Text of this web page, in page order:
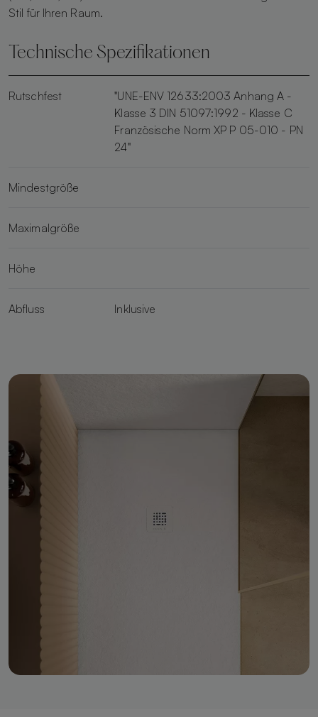
Stil für Ihren Raum.
Technische Spezifikationen
Rutschfest
"UNE-ENV 12633:2003 Anhang A -
Klasse 3 DIN 51097:1992 - Klasse C
Französische Norm XP P 05-010 - PN
24"
Mindestgröße
Maximalgröße
Höhe
Abfluss Inklusive